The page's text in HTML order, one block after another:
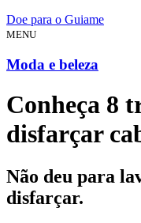
Doe para o Guiame
MENU
Moda e beleza
Conheça 8
disfarçar
Não deu para
disfarçar.